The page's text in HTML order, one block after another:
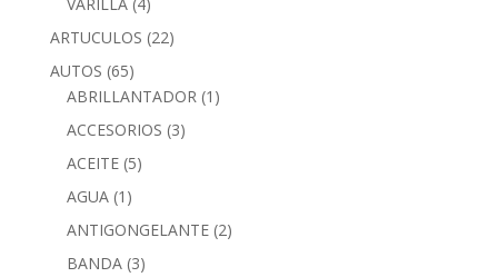
ARTUCULOS (22)
AUTOS (65)
ABRILLANTADOR (1)
ACCESORIOS (3)
ACEITE (5)
AGUA (1)
ANTIGONGELANTE (2)
BANDA (3)